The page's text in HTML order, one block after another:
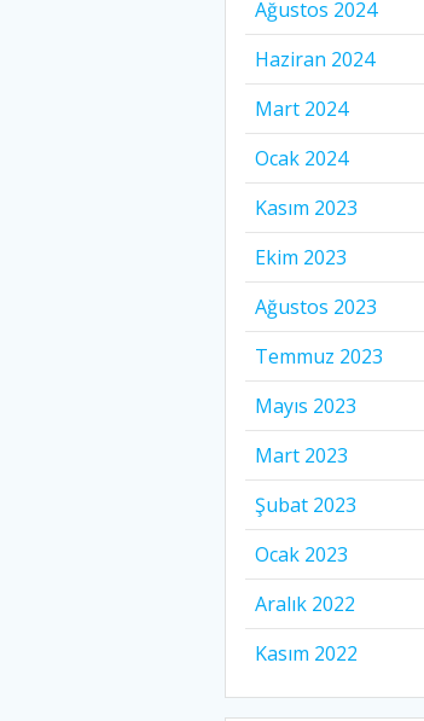
Ağustos 2024
Haziran 2024
Mart 2024
Ocak 2024
Kasım 2023
Ekim 2023
Ağustos 2023
Temmuz 2023
Mayıs 2023
Mart 2023
Şubat 2023
Ocak 2023
Aralık 2022
Kasım 2022